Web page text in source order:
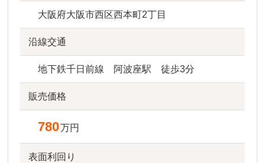
大阪府大阪市西区西本町2丁目
沿線交通
地下鉄千日前線 阿波座駅 徒歩3分
販売価格
780万円
表面利回り